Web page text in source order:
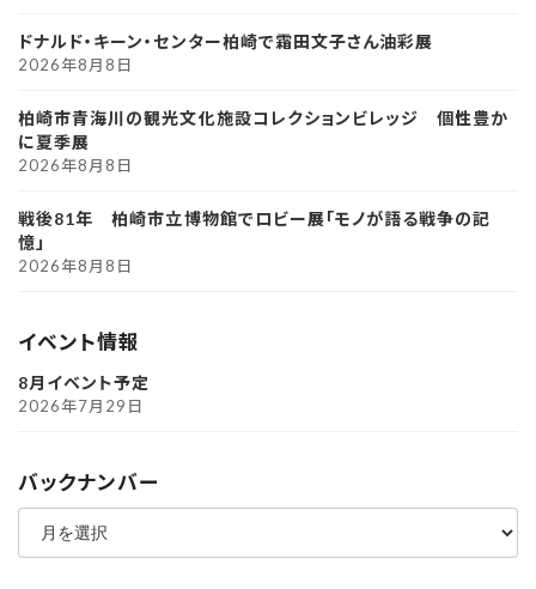
ドナルド・キーン・センター柏崎で霜田文子さん油彩展
2026年8月8日
柏崎市青海川の観光文化施設コレクションビレッジ 個性豊か
に夏季展
2026年8月8日
戦後81年 柏崎市立博物館でロビー展「モノが語る戦争の記
憶」
2026年8月8日
イベント情報
8月イベント予定
2026年7月29日
バックナンバー
ア
カ